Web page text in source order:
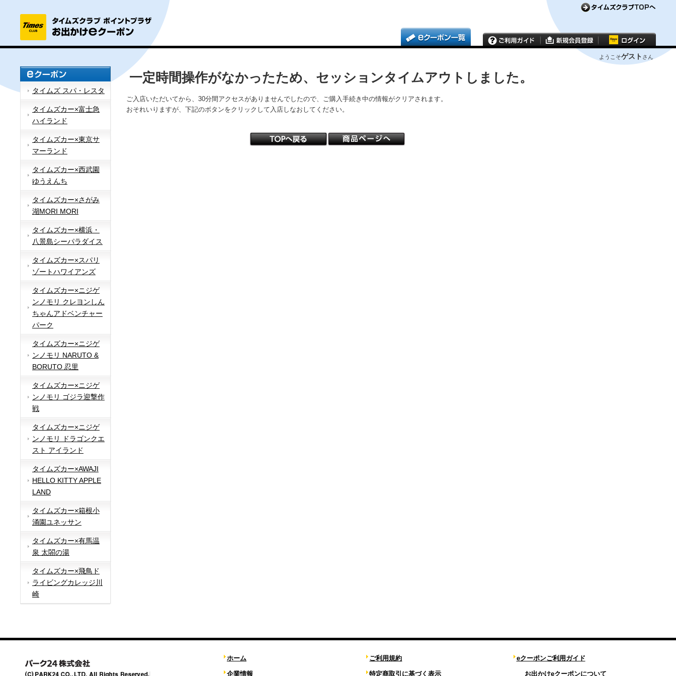
ようこそゲスト さん
タイムズ スパ・レスタ
タイムズカー×富士急
ハイランド
タイムズカー×東京サ
マーランド
タイムズカー×西武園
ゆうえんち
タイムズカー×さがみ
湖MORI MORI
タイムズカー×横浜・
八景島シーパラダイス
タイムズカー×スパリ
ゾートハワイアンズ
タイムズカー×ニジゲ
ンノモリ クレヨンしん
ちゃんアドベンチャー
パーク
タイムズカー×ニジゲ
ンノモリ NARUTO &
BORUTO 忍里
タイムズカー×ニジゲ
ンノモリ ゴジラ迎撃作
戦
タイムズカー×ニジゲ
ンノモリ ドラゴンクエ
スト アイランド
タイムズカー×AWAJI
HELLO KITTY APPLE
LAND
タイムズカー×箱根小
涌園ユネッサン
タイムズカー×有馬温
泉 太閤の湯
タイムズカー×飛鳥ド
ライビングカレッジ川
崎
一定時間操作がなかったため、セッションタイムアウトしました。
ご入店いただいてから、30分間アクセスがありませんでしたので、ご購入手続き中の情報がクリアされます。
おそれいりますが、下記のボタンをクリックして入店しなおしてください。
ホーム
企業情報
ご利用規約
特定商取引に基づく表示
eクーポンご利用ガイド
お出かけeクーポンについて